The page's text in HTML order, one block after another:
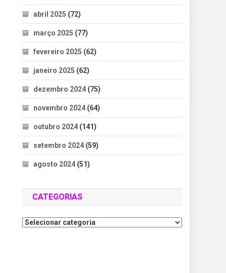
abril 2025 (72)
março 2025 (77)
fevereiro 2025 (62)
janeiro 2025 (62)
dezembro 2024 (75)
novembro 2024 (64)
outubro 2024 (141)
setembro 2024 (59)
agosto 2024 (51)
CATEGORIAS